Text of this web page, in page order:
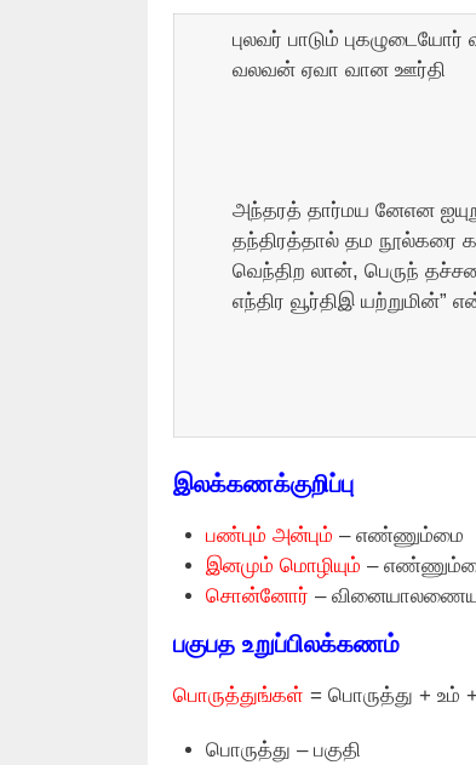
புலவர் பாடும் புகழுடையோர்
வலவன் ஏவா வான ஊர்தி
அந்தரத் தார்மய னேஎன
தந்திரத்தால் தம
வெந்திற லான், பெருந்
எந்திர வூர்திஇ யற்றுமின்”
இலக்கணக்குறிப்பு
பண்பும் அன்பும் – எண்ணும்மை
இனமும் மொழியும் –
சொன்னோர் –
பகுபத உறுப்பிலக்கணம்
பொருத்துங்கள் = பொருத்து + உம்
பொருத்து – பகுதி